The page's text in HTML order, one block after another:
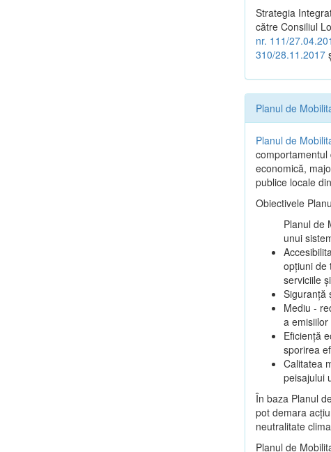
Strategia
către Consiliul
nr. 111/
310/28.11.2017
Planul de
Planul de
comportamentul
economică,
publice locale
Obiectivele
Planul de
unui
opțiuni de
serviciile
Siguranță
Mediu -
a
Eficiență
sporirea
Calitatea
peisajului
În baza Planul
pot demara
neutralitate
Planul de